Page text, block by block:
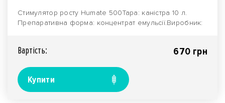
Стимулятор росту Нumate 500Тара: каністра 10 л.
Препаративна форма: концентрат емульсії.Виробник:
Вартiсть: 670 грн
Купити